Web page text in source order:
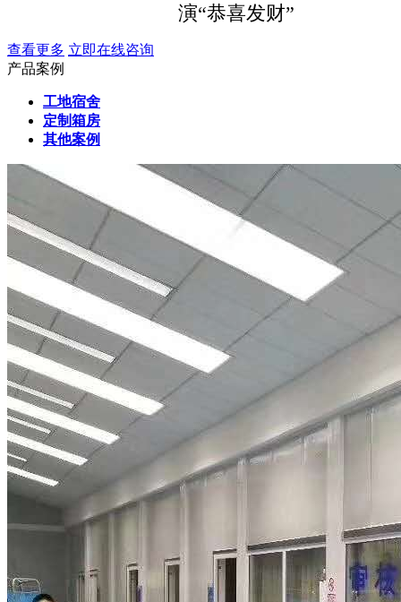
演“恭喜发财”
查看更多 立即在线咨询
产品案例
工地宿舍
定制箱房
其他案例